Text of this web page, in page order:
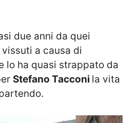
due anni da quei
a causa di
lo ha quasi strappato da
Stefano Tacconi la vita